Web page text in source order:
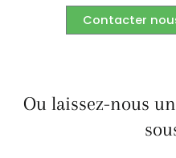
Contacter
Ou laissez-nous